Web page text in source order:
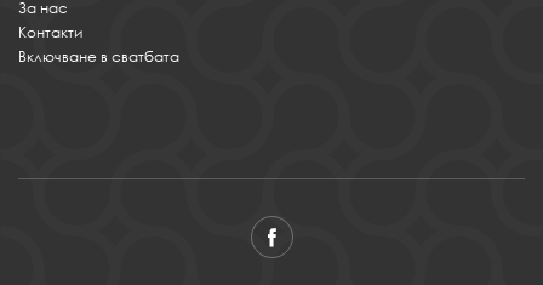
За нас
Контакти
Включване в сватбата